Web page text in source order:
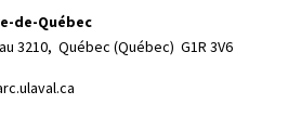
de-Québec
3210, Québec (Québec)  G1R 3V6